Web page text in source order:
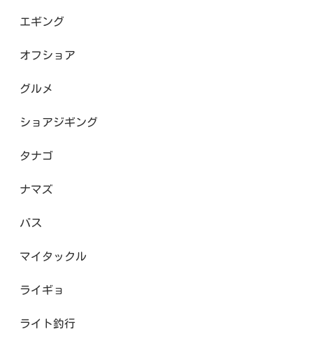
エギング
オフショア
グルメ
ショアジギング
タナゴ
ナマズ
バス
マイタックル
ライギョ
ライト釣行